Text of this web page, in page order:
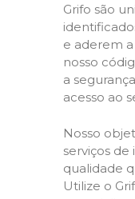
Grifo são
e aderem
nosso
a
acesso ao
Nosso
serviços
qualidade
Utilize o